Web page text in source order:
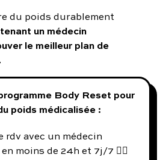
du poids durablement
un médecin
le meilleur plan de
Body Reset pour
poids médicalisée :
rdv avec un médecin
moins de 24h et 7j/7 👨‍⚕️